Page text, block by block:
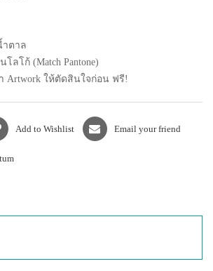
ำตาล
ลโก้ (Match Pantone)
Artwork ให้ตัดสินใจก่อน ฟรี!
Add to Wishlist Email your friend